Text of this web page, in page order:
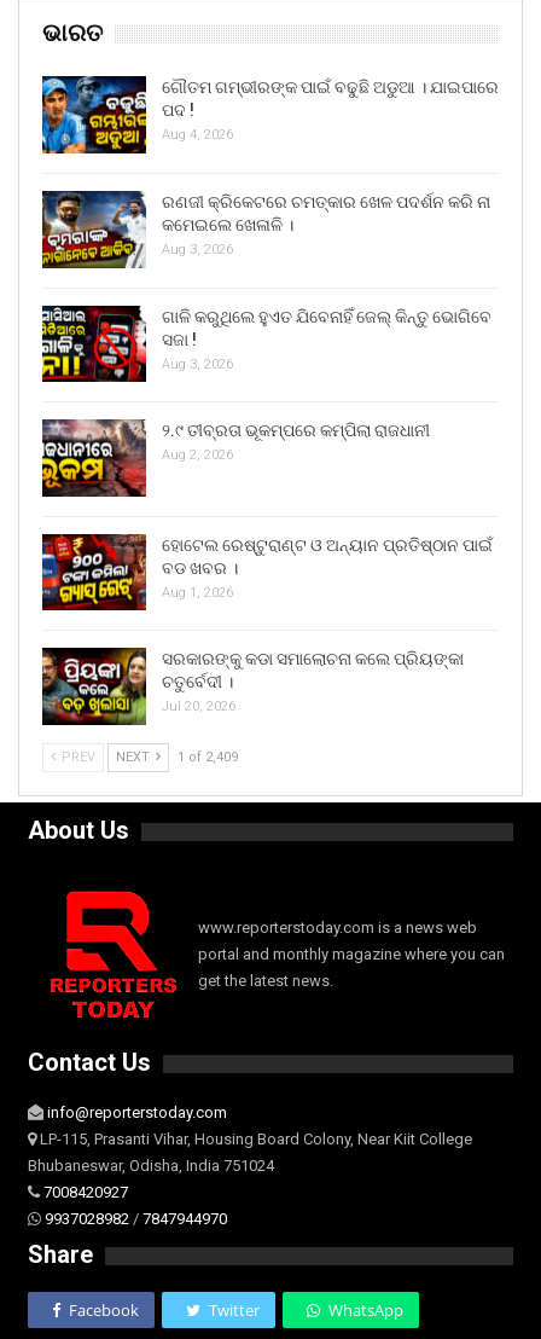
ଭାରତ
ଗୌତମ ଗମ୍ଭୀରଙ୍କ ପାଇଁ ବଢୁଛି ଅଡୁଆ । ଯାଇପାରେ
ପଦ !
Aug 4, 2026
ରଣଜୀ କ୍ରିକେଟରେ ଚମତ୍କାର ଖେଳ ପଦର୍ଶନ କରି ନା
କମେଇଲେ ଖେଳାଳି ।
Aug 3, 2026
ଗାଳି କରୁଥିଲେ ହୁଏତ ଯିବେନାହିଁ ଜେଲ୍ କିନ୍ତୁ ଭୋଗିବେ
ସଜା !
Aug 3, 2026
୨.୯ ତୀବ୍ରତା ଭୂକମ୍ପରେ କମ୍ପିଲା ରାଜଧାନୀ
Aug 2, 2026
ହୋଟେଲ ରେଷ୍ଟୁରାଣ୍ଟ ଓ ଅନ୍ୟାନ ପ୍ରତିଷ୍ଠାନ ପାଇଁ
ବଡ ଖବର ।
Aug 1, 2026
ସରକାରଙ୍କୁ କଡା ସମାଲୋଚନା କଲେ ପ୍ରିୟଙ୍କା
ଚତୁର୍ବେଦୀ ।
Jul 20, 2026
PREV NEXT 1 of 2,409
About Us
www.reporterstoday.com is a news web
portal and monthly magazine where you can
get the latest news.
Contact Us
info@reporterstoday.com
LP-115, Prasanti Vihar, Housing Board Colony, Near Kiit College
Bhubaneswar, Odisha, India 751024
7008420927
9937028982 / 7847944970
Share
Facebook Twitter WhatsApp